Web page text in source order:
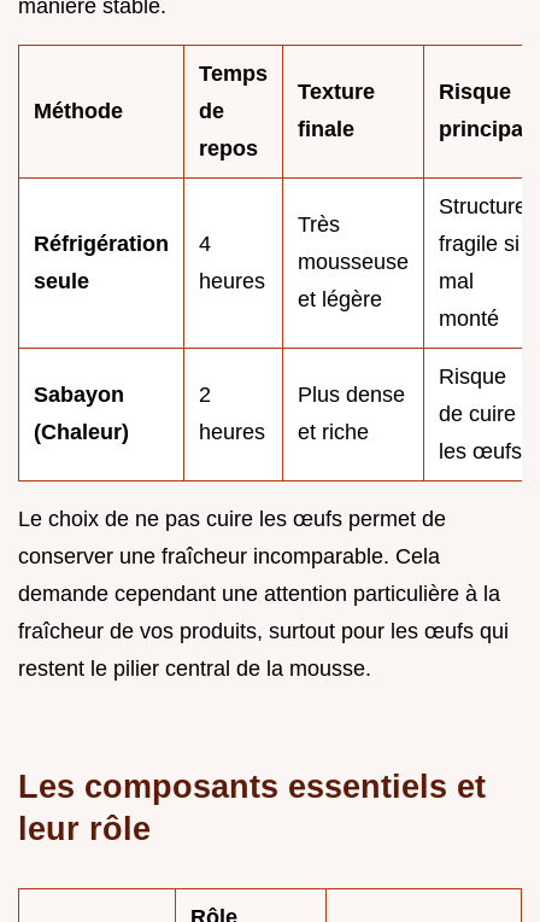
manière stable.
Méthode
Temps
de
repos
Texture
finale
Risque
principal
Réfrigération
seule
4
heures
Très
mousseuse
et légère
Structure
fragile si
mal
monté
Sabayon
(Chaleur)
2
heures
Plus dense
et riche
Risque
de cuire
les œufs
Le choix de ne pas cuire les œufs permet de
conserver une fraîcheur incomparable. Cela
demande cependant une attention particulière à la
fraîcheur de vos produits, surtout pour les œufs qui
restent le pilier central de la mousse.
Les composants essentiels et
leur rôle
Rôle